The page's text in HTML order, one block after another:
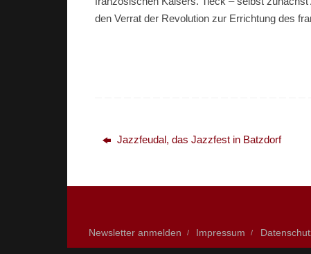
den Verrat der Revolution zur Errichtung des
Jazzfeudal, das Jazzfest in Batzdorf
Newsletter anmelden Impressum